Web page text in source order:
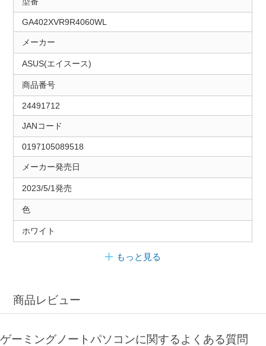
GA402XVR9R4060WL
メーカー
ASUS(エイスース)
商品番号
24491712
JANコード
0197105089518
メーカー発売日
2023/5/1発売
色
ホワイト
もっと見る
商品レビュー
ゲーミングノートパソコンに関するよくある質問